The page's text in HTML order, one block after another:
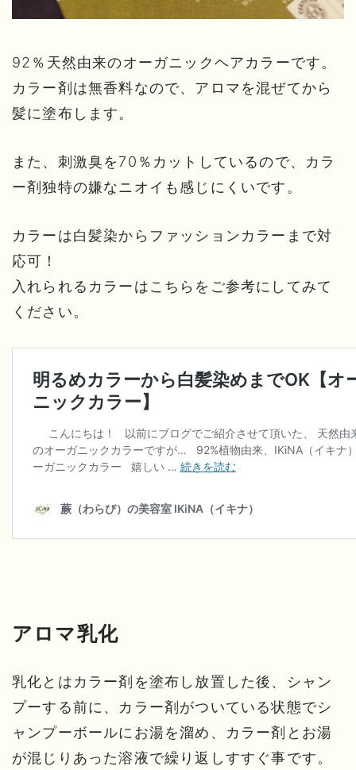
92％天然由来のオーガニックヘアカラーです。
カラー剤は無香料なので、アロマを混ぜてから
髪に塗布します。
また、刺激臭を70％カットしているので、カラ
ー剤独特の嫌なニオイも感じにくいです。
カラーは白髪染からファッションカラーまで対
応可！
入れられるカラーはこちらをご参考にしてみて
ください。
アロマ乳化
乳化とはカラー剤を塗布し放置した後、シャン
プーする前に、カラー剤がついている状態でシ
ャンプーボールにお湯を溜め、カラー剤とお湯
が混じりあった溶液で繰り返しすすぐ事です。